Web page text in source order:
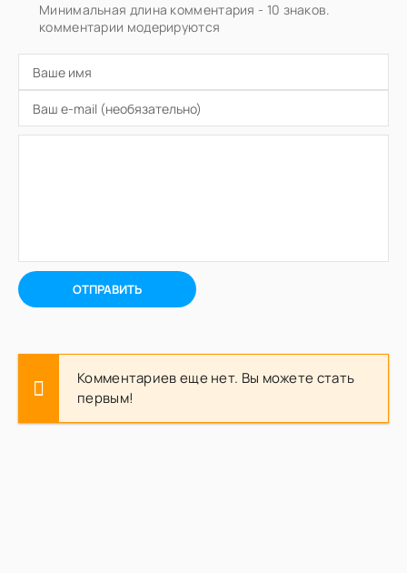
Минимальная длина комментария - 10 знаков.
комментарии модерируются
ОТПРАВИТЬ
Комментариев еще нет. Вы можете стать
первым!